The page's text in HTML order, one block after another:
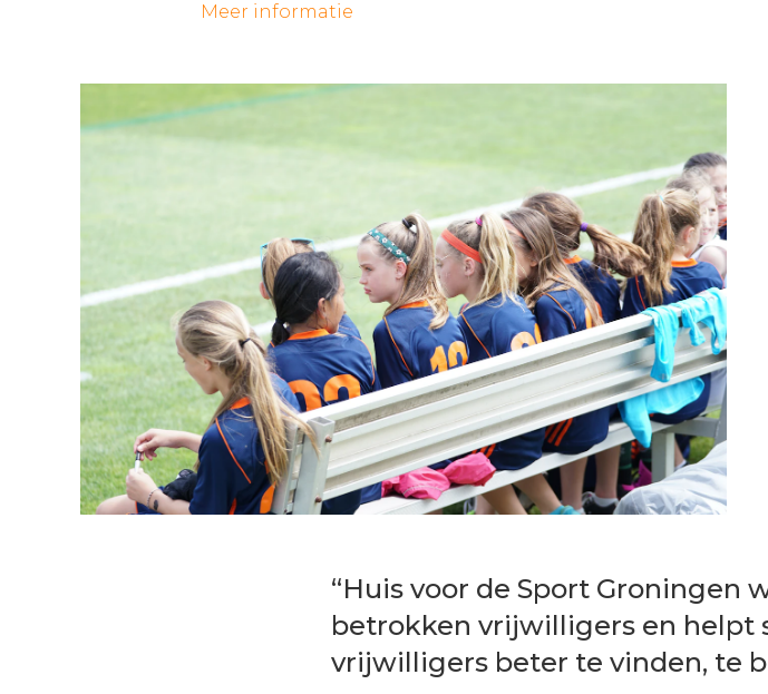
Meer informatie
“Huis voor de Sport Groningen
betrokken vrijwilligers en helpt
vrijwilligers beter te vinden, te